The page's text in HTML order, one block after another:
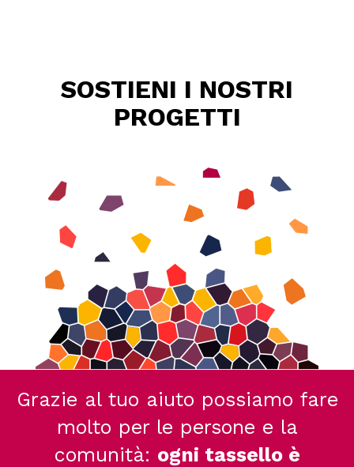
SOSTIENI I NOSTRI
PROGETTI
Grazie al tuo aiuto possiamo fare
molto per le persone e la
comunità: ogni tassello è